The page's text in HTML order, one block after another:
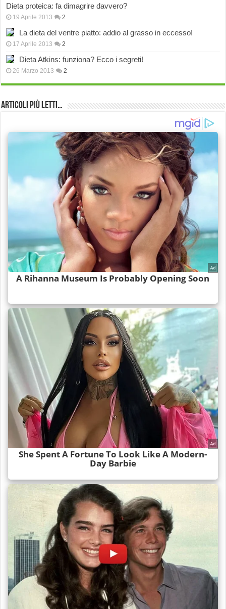
Dieta proteica: fa dimagrire davvero?
19 Aprile 2013 2
La dieta del ventre piatto: addio al grasso in eccesso!
17 Aprile 2013 2
Dieta Atkins: funziona? Ecco i segreti!
26 Marzo 2013 2
Articoli più Letti…